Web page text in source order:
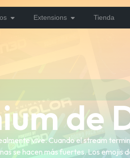
Extensions Tienda
de
vive. Cuando el stream
se hacen más fuertes. Los emojis